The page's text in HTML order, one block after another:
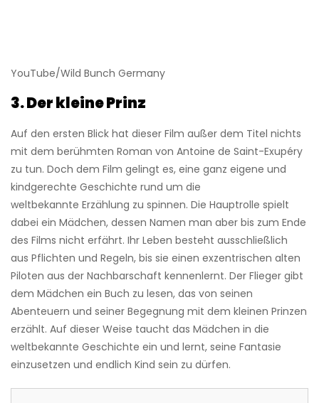
YouTube/Wild Bunch Germany
3.Der kleine Prinz
Auf den ersten Blick hat dieser Film außer dem Titel nichts
mit dem berühmten Roman von Antoine de Saint-Exupéry
zu tun. Doch dem Film gelingt es, eine ganz eigene und
kindgerechte Geschichte rund um die
weltbekannte Erzählung zu spinnen. Die Hauptrolle spielt
dabei ein Mädchen, dessen Namen man aber bis zum Ende
des Films nicht erfährt. Ihr Leben besteht ausschließlich
aus Pflichten und Regeln, bis sie einen exzentrischen alten
Piloten aus der Nachbarschaft kennenlernt. Der Flieger gibt
dem Mädchen ein Buch zu lesen, das von seinen
Abenteuern und seiner Begegnung mit dem kleinen Prinzen
erzählt. Auf dieser Weise taucht das Mädchen in die
weltbekannte Geschichte ein und lernt, seine Fantasie
einzusetzen und endlich Kind sein zu dürfen.